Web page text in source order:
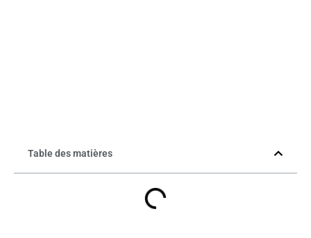
Table des matières